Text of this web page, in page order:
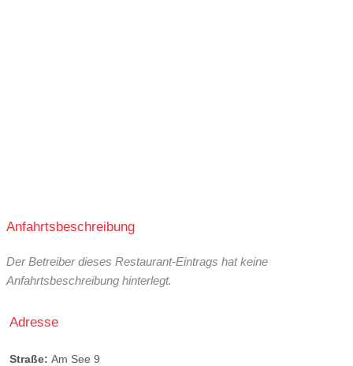
Anfahrtsbeschreibung
Der Betreiber dieses Restaurant-Eintrags hat keine
Anfahrtsbeschreibung hinterlegt.
Adresse
Straße: Am See 9